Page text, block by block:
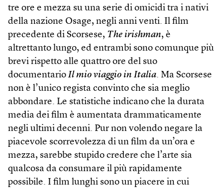
tre ore e mezza su una serie di omicidi tra i nativi
della nazione Osage, negli anni venti. Il film
precedente di Scorsese, The irish­man, è
altrettanto lungo, ed entrambi sono comunque più
brevi rispetto alle quattro ore del suo
documentario Il mio viaggio in Italia. Ma Scorsese
non è l’unico regista convinto che sia meglio
abbondare. Le statistiche indicano che la durata
media dei film è aumentata drammaticamente
negli ultimi decenni. Pur non volendo negare la
piacevole scorrevolezza di un film da un’ora e
mezza, sarebbe stupido credere che l’arte sia
qualcosa da consumare il più rapidamente
possibile. I film lunghi sono un piacere in cui